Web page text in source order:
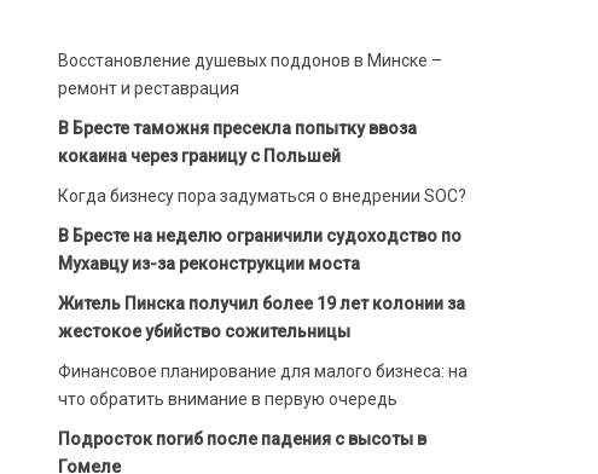
Восстановление душевых поддонов в Минске –
ремонт и реставрация
В Бресте таможня пресекла попытку ввоза
кокаина через границу с Польшей
Когда бизнесу пора задуматься о внедрении SOC?
В Бресте на неделю ограничили судоходство по
Мухавцу из-за реконструкции моста
Житель Пинска получил более 19 лет колонии за
жестокое убийство сожительницы
Финансовое планирование для малого бизнеса: на
что обратить внимание в первую очередь
Подросток погиб после падения с высоты в
Гомеле